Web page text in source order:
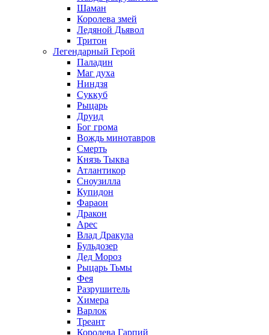
Шаман
Королева змей
Ледяной Дьявол
Тритон
Легендарный Герой
Паладин
Маг духа
Ниндзя
Суккуб
Рыцарь
Друид
Бог грома
Вождь минотавров
Смерть
Князь Тыква
Атлантикор
Сноузилла
Купидон
Фараон
Дракон
Арес
Влад Дракула
Бульдозер
Дед Мороз
Рыцарь Тьмы
Фея
Разрушитель
Химера
Варлок
Треант
Королева Гарпий